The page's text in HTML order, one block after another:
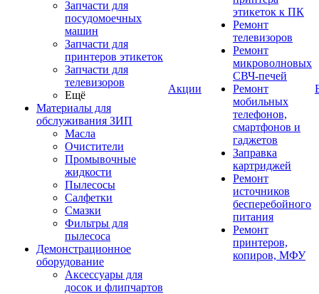
Запчасти для
посудомоечных
машин
Запчасти для
принтеров этикеток
Запчасти для
телевизоров
Ещё
Материалы для
обслуживания ЗИП
Масла
Очистители
Промывочные
жидкости
Пылесосы
Салфетки
Смазки
Фильтры для
пылесоса
Демонстрационное
оборудование
Аксессуары для
досок и флипчартов
Акции
этикеток к ПК
Ремонт
телевизоров
Ремонт
микроволновых
СВЧ-печей
Ремонт
мобильных
телефонов,
смартфонов и
гаджетов
Заправка
картриджей
Ремонт
источников
бесперебойного
питания
Ремонт
принтеров,
копиров, МФУ